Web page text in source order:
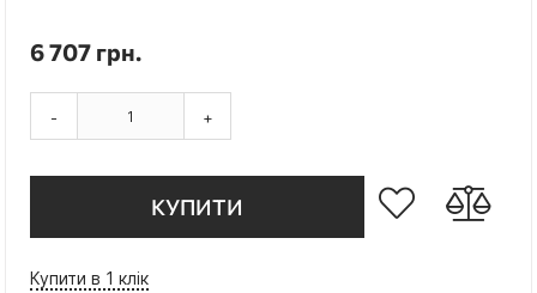
6 707 грн.
- +
КУПИТИ
Купити в 1 клік